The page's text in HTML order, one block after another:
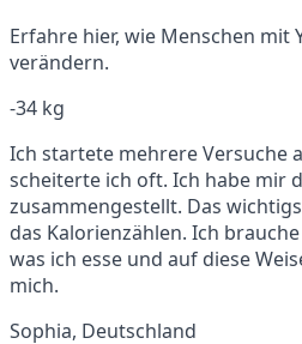
Erfahre hier, wie Menschen mit
verändern.
-34 kg
Ich startete mehrere Versuche
scheiterte ich oft. Ich habe mir
zusammengestellt. Das
das Kalorienzählen. Ich
was ich esse und auf diese
mich.
Sophia, Deutschland